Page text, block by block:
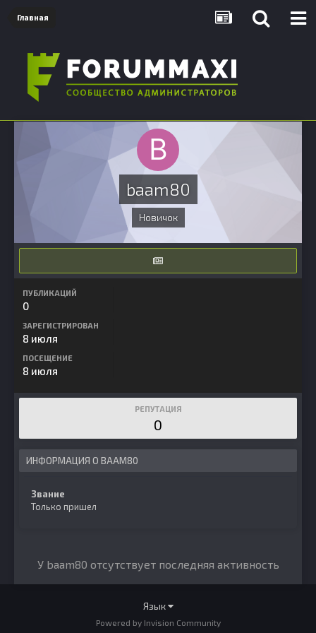
Главная
baam80
Новичок
ПУБЛИКАЦИЙ
0
ЗАРЕГИСТРИРОВАН
8 июля
ПОСЕЩЕНИЕ
8 июля
РЕПУТАЦИЯ
0
ИНФОРМАЦИЯ О BAAM80
Звание
Только пришел
У baam80 отсутствует последняя активность
Язык
Powered by Invision Community